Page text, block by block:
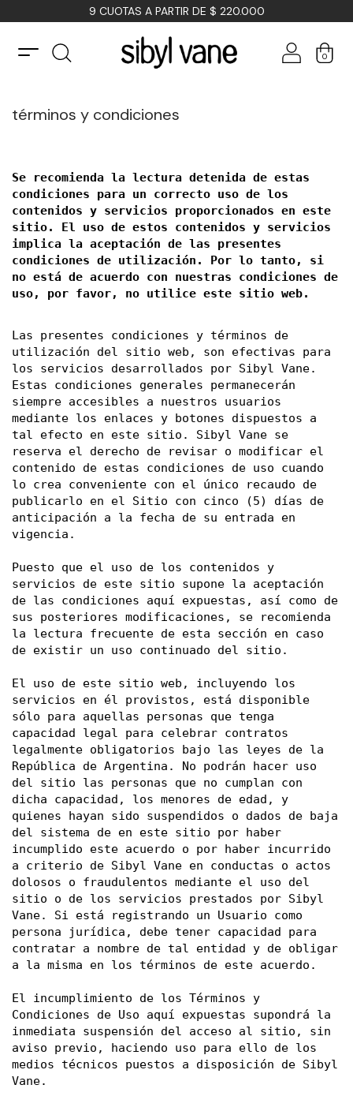
9 CUOTAS A PARTIR DE $ 220.000
0
términos y condiciones
Se recomienda la lectura detenida de estas
condiciones para un correcto uso de los
contenidos y servicios proporcionados en este
sitio. El uso de estos contenidos y servicios
implica la aceptación de las presentes
condiciones de utilización. Por lo tanto, si
no está de acuerdo con nuestras condiciones de
uso, por favor, no utilice este sitio web.
Las presentes condiciones y términos de
utilización del sitio web, son efectivas para
los servicios desarrollados por Sibyl Vane.
Estas condiciones generales permanecerán
siempre accesibles a nuestros usuarios
mediante los enlaces y botones dispuestos a
tal efecto en este sitio. Sibyl Vane se
reserva el derecho de revisar o modificar el
contenido de estas condiciones de uso cuando
lo crea conveniente con el único recaudo de
publicarlo en el Sitio con cinco (5) días de
anticipación a la fecha de su entrada en
vigencia.
Puesto que el uso de los contenidos y
servicios de este sitio supone la aceptación
de las condiciones aquí expuestas, así como de
sus posteriores modificaciones, se recomienda
la lectura frecuente de esta sección en caso
de existir un uso continuado del sitio.
El uso de este sitio web, incluyendo los
servicios en él provistos, está disponible
sólo para aquellas personas que tenga
capacidad legal para celebrar contratos
legalmente obligatorios bajo las leyes de la
República de Argentina. No podrán hacer uso
del sitio las personas que no cumplan con
dicha capacidad, los menores de edad, y
quienes hayan sido suspendidos o dados de baja
del sistema de en este sitio por haber
incumplido este acuerdo o por haber incurrido
a criterio de Sibyl Vane en conductas o actos
dolosos o fraudulentos mediante el uso del
sitio o de los servicios prestados por Sibyl
Vane. Si está registrando un Usuario como
persona jurídica, debe tener capacidad para
contratar a nombre de tal entidad y de obligar
a la misma en los términos de este acuerdo.
El incumplimiento de los Términos y
Condiciones de Uso aquí expuestas supondrá la
inmediata suspensión del acceso al sitio, sin
aviso previo, haciendo uso para ello de los
medios técnicos puestos a disposición de Sibyl
Vane.